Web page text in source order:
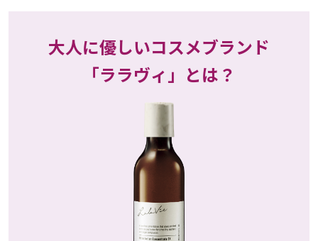
大人に優しいコスメブランド
「ララヴィ」とは？